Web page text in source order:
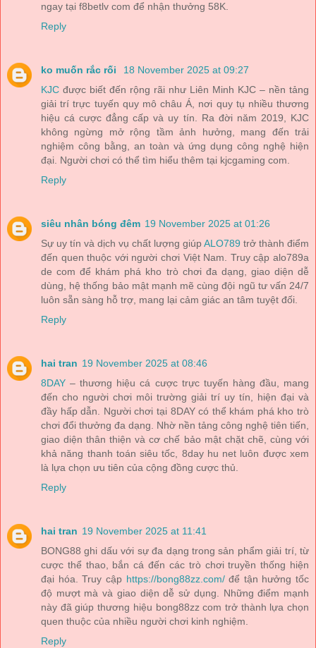
ngay tại f8betlv com để nhận thưởng 58K.
Reply
ko muốn rắc rối
18 November 2025 at 09:27
KJC được biết đến rộng rãi như Liên Minh KJC – nền tảng
giải trí trực tuyến quy mô châu Á, nơi quy tụ nhiều thương
hiệu cá cược đẳng cấp và uy tín. Ra đời năm 2019, KJC
không ngừng mở rộng tầm ảnh hưởng, mang đến trải
nghiệm công bằng, an toàn và ứng dụng công nghệ hiện
đại. Người chơi có thể tìm hiểu thêm tại kjcgaming com.
Reply
siêu nhân bóng đêm 19 November 2025 at 01:26
Sự uy tín và dịch vụ chất lượng giúpALO789 trở thành điểm
đến quen thuộc với người chơi Việt Nam. Truy cập alo789a
de com để khám phá kho trò chơi đa dạng, giao diện dễ
dùng, hệ thống bảo mật mạnh mẽ cùng đội ngũ tư vấn 24/7
luôn sẵn sàng hỗ trợ, mang lại cảm giác an tâm tuyệt đối.
Reply
hai tran 19 November 2025 at 08:46
8DAY – thương hiệu cá cược trực tuyến hàng đầu, mang
đến cho người chơi môi trường giải trí uy tín, hiện đại và
đầy hấp dẫn. Người chơi tại 8DAY có thể khám phá kho trò
chơi đổi thưởng đa dạng. Nhờ nền tảng công nghệ tiên tiến,
giao diện thân thiện và cơ chế bảo mật chặt chẽ, cùng với
khả năng thanh toán siêu tốc, 8day hu net luôn được xem
là lựa chọn ưu tiên của cộng đồng cược thủ.
Reply
hai tran 19 November 2025 at 11:41
BONG88 ghi dấu với sự đa dạng trong sản phẩm giải trí, từ
cược thể thao, bắn cá đến các trò chơi truyền thống hiện
đại hóa. Truy cập https://bong88zz.com/để tận hưởng tốc
độ mượt mà và giao diện dễ sử dụng. Những điểm mạnh
này đã giúp thương hiệu bong88zz com trở thành lựa chọn
quen thuộc của nhiều người chơi kinh nghiệm.
Reply